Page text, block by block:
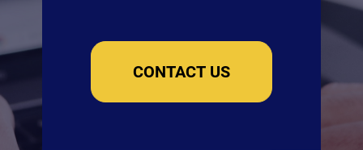
CONTACT US